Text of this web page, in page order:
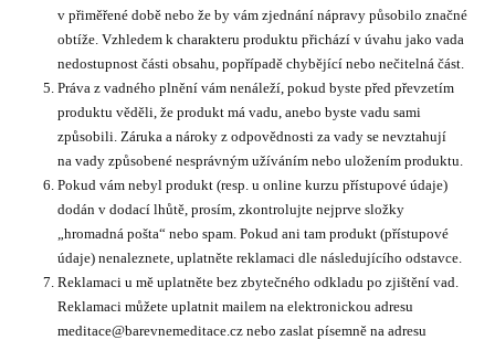
v přiměřené době nebo že by vám zjednání nápravy působilo značné
obtíže. Vzhledem k charakteru produktu přichází v úvahu jako vada
nedostupnost části obsahu, popřípadě chybějící nebo nečitelná část.
Práva z vadného plnění vám nenáleží, pokud byste před převzetím
produktu věděli, že produkt má vadu, anebo byste vadu sami
způsobili. Záruka a nároky z odpovědnosti za vady se nevztahují
na vady způsobené nesprávným užíváním nebo uložením produktu.
Pokud vám nebyl produkt (resp. u online kurzu přístupové údaje)
dodán v dodací lhůtě, prosím, zkontrolujte nejprve složky
„hromadná pošta“ nebo spam. Pokud ani tam produkt (přístupové
údaje) nenaleznete, uplatněte reklamaci dle následujícího odstavce.
Reklamaci u mě uplatněte bez zbytečného odkladu po zjištění vad.
Reklamaci můžete uplatnit mailem na elektronickou adresu
meditace@barevnemeditace.cz nebo zaslat písemně na adresu